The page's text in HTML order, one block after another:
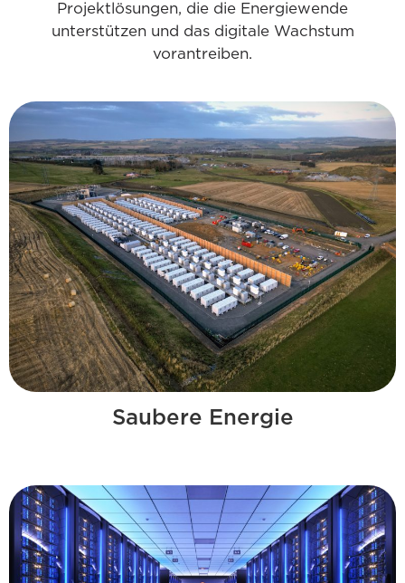
Projektlösungen, die die Energiewende
unterstützen und das digitale Wachstum
vorantreiben.
Saubere Energie